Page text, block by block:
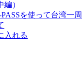
）
を使って台湾一
入れる